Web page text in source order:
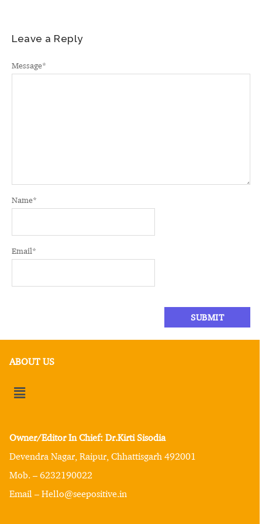
Leave a Reply
Message*
Name*
Email*
ABOUT US
Owner/Editor In Chief: Dr.Kirti Sisodia
Devendra Nagar, Raipur, Chhattisgarh 492001
Mob. – 6232190022
Email – Hello@seepositive.in